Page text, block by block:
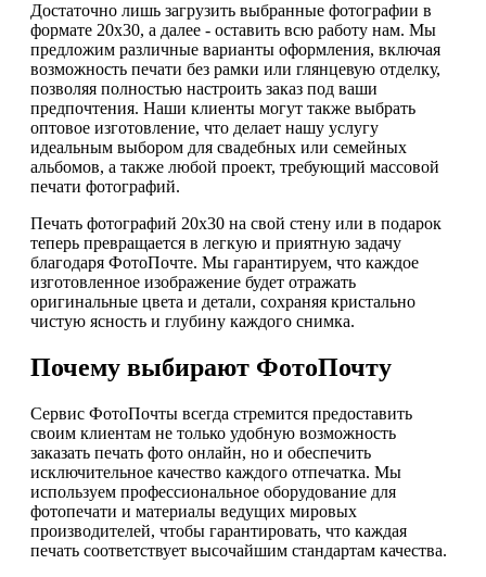
Достаточно лишь загрузить выбранные фотографии в
формате 20х30, а далее - оставить всю работу нам. Мы
предложим различные варианты оформления, включая
возможность печати без рамки или глянцевую отделку,
позволяя полностью настроить заказ под ваши
предпочтения. Наши клиенты могут также выбрать
оптовое изготовление, что делает нашу услугу
идеальным выбором для свадебных или семейных
альбомов, а также любой проект, требующий массовой
печати фотографий.
Печать фотографий 20х30 на свой стену или в подарок
теперь превращается в легкую и приятную задачу
благодаря ФотоПочте. Мы гарантируем, что каждое
изготовленное изображение будет отражать
оригинальные цвета и детали, сохраняя кристально
чистую ясность и глубину каждого снимка.
Почему выбирают ФотоПочту
Сервис ФотоПочты всегда стремится предоставить
своим клиентам не только удобную возможность
заказать печать фото онлайн, но и обеспечить
исключительное качество каждого отпечатка. Мы
используем профессиональное оборудование для
фотопечати и материалы ведущих мировых
производителей, чтобы гарантировать, что каждая
печать соответствует высочайшим стандартам качества.